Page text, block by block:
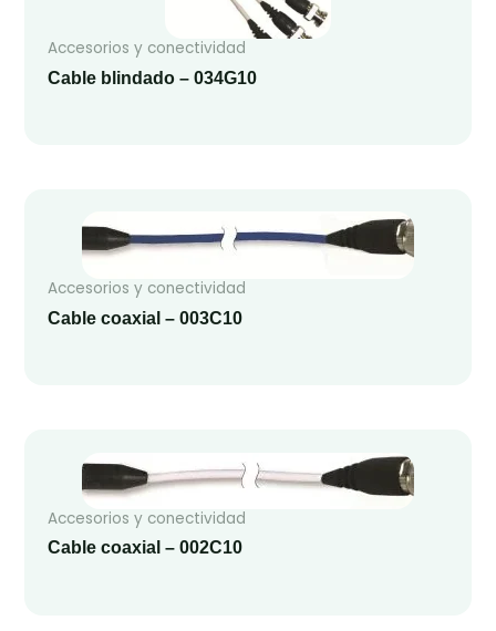
Accesorios y conectividad
Cable blindado – 034G10
Accesorios y conectividad
Cable coaxial – 003C10
Accesorios y conectividad
Cable coaxial – 002C10